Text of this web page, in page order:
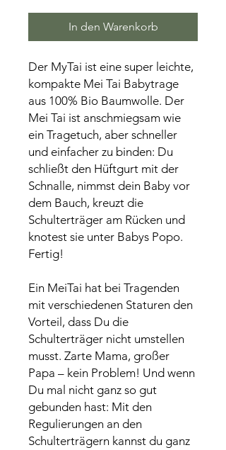
In den Warenkorb
Der MyTai ist eine super leichte,
kompakte Mei Tai Babytrage
aus 100% Bio Baumwolle. Der
Mei Tai ist anschmiegsam wie
ein Tragetuch, aber schneller
und einfacher zu binden: Du
schließt den Hüftgurt mit der
Schnalle, nimmst dein Baby vor
dem Bauch, kreuzt die
Schulterträger am Rücken und
knotest sie unter Babys Popo.
Fertig!
Ein MeiTai hat bei Tragenden
mit verschiedenen Staturen den
Vorteil, dass Du die
Schulterträger nicht umstellen
musst. Zarte Mama, großer
Papa – kein Problem! Und wenn
Du mal nicht ganz so gut
gebunden hast: Mit den
Regulierungen an den
Schulterträgern kannst du ganz